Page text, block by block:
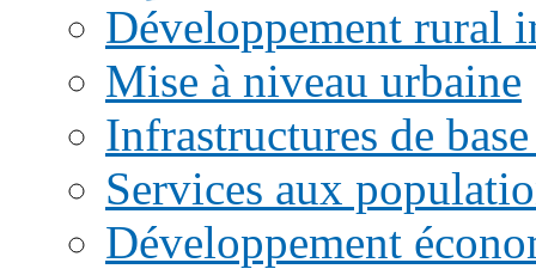
Développement rural
Mise à niveau urbaine
Infrastructures de
Services aux
Développement